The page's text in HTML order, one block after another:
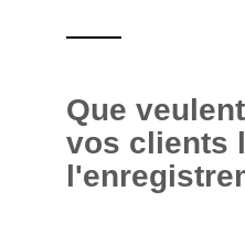
Que
vos clients